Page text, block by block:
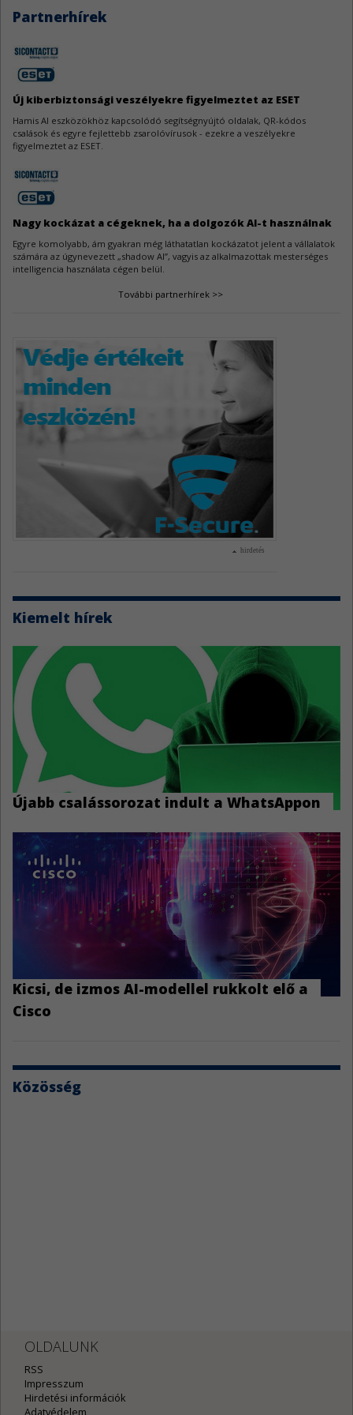
Go sérülékenységek
A Go jelentős mennyiségű sebezhetőség miatt kapott frissítést.
WeeChat sebezhetőségek
A WeeChat kapcsán három biztonsági hiba látott napvilágot.
AutoCAD sebezhetőségek
Az Autodesk AutoCAD szoftverek három biztonsági javítást kaptak.
Partnerhírek
Új kiberbiztonsági veszélyekre figyelmeztet az ESET
Hamis AI eszközökhöz kapcsolódó segítségnyújtó oldalak, QR-kódos
csalások és egyre fejlettebb zsarolóvírusok - ezekre a veszélyekre
figyelmeztet az ESET.
Nagy kockázat a cégeknek, ha a dolgozók AI-t használnak
Egyre komolyabb, ám gyakran még láthatatlan kockázatot jelent a vállalatok
számára az úgynevezett „shadow AI”, vagyis az alkalmazottak mesterséges
intelligencia használata cégen belül.
További partnerhírek >>
hirdetés
Kiemelt hírek
Újabb csalássorozat indult a WhatsAppon
Kicsi, de izmos AI-modellel rukkolt elő a
Cisco
Közösség
OLDALUNK
RSS
Impresszum
Hirdetési információk
Adatvédelem